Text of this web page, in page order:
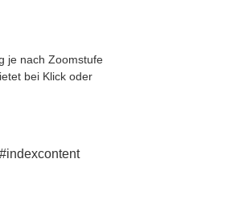
je nach Zoomstufe
bei Klick oder